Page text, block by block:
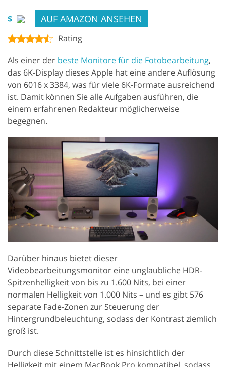
$ AUF AMAZON ANSEHEN
Rating
Als einer der beste Monitore für die Fotobearbeitung,
das 6K-Display dieses Apple hat eine andere Auflösung
von 6016 x 3384, was für viele 6K-Formate ausreichend
ist. Damit können Sie alle Aufgaben ausführen, die
einem erfahrenen Redakteur möglicherweise
begegnen.
Darüber hinaus bietet dieser
Videobearbeitungsmonitor eine unglaubliche HDR-
Spitzenhelligkeit von bis zu 1.600 Nits, bei einer
normalen Helligkeit von 1.000 Nits – und es gibt 576
separate Fade-Zonen zur Steuerung der
Hintergrundbeleuchtung, sodass der Kontrast ziemlich
groß ist.
Durch diese Schnittstelle ist es hinsichtlich der